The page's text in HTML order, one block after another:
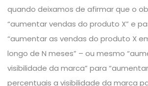
quando deixamos de afirmar que o
“aumentar vendas do produto X” e
“aumentar as vendas do produto X
longo de N meses” – ou mesmo
visibilidade da marca” para
percentuais a visibilidade da marca